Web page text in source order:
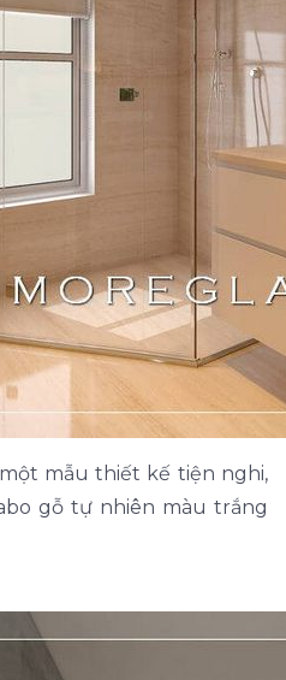
mẫu thiết kế tiện nghi,
gỗ tự nhiên màu trắng